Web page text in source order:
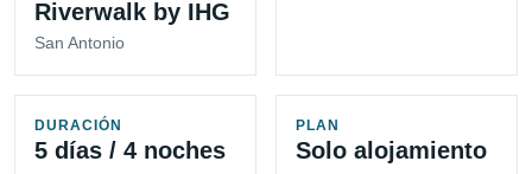
Riverwalk by IHG
San Antonio
DURACIÓN
5 días / 4 noches
PLAN
Solo alojamiento